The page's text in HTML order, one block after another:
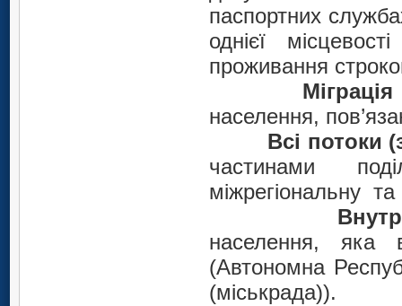
паспортних
однієї
проживання
населення,
Всі потоки
частинами
міжрегіональну та
населення, яка
(Автономна
(міськрада)).